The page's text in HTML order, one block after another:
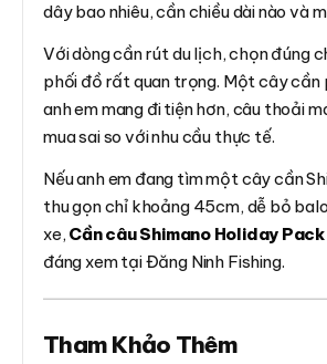
dây bao nhiêu, cần chiều dài nào và
Với dòng cần rút du lịch, chọn đúng
phối đồ rất quan trọng. Một cây cần
anh em mang đi tiện hơn, câu thoải
mua sai so với nhu cầu thực tế.
Nếu anh em đang tìm một cây cần
thu gọn chỉ khoảng 45cm, dễ bỏ
xe, Cần câu Shimano Holiday Pack
đáng xem tại Đăng Ninh Fishing.
Tham Khảo Thêm